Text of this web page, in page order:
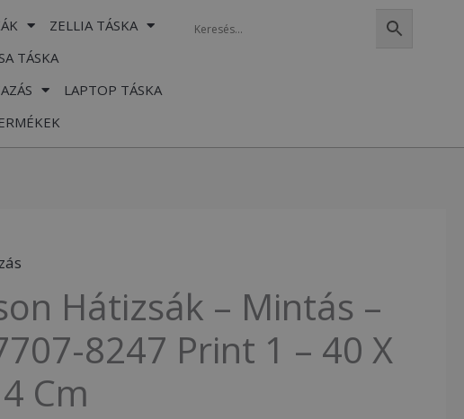
ZELLIA TÁSKA
TÁSKA
LAPTOP TÁSKA
Hátizsák – Mintás –
8247 Print 1 – 40 X
Cm